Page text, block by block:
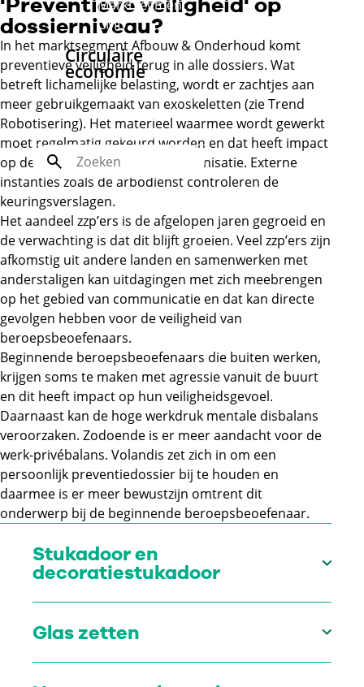
Marktsegment
CMD
Circulaire
economie
Inspiratierapport
Circulaire
economie
Zoek
dossierniveau?
In het marktsegment Afbouw & Onderhoud komt
preventieve veiligheid terug in alle dossiers. Wat
betreft lichamelijke belasting, wordt er zachtjes aan
meer gebruikgemaakt van exoskeletten (zie Trend
Robotisering). Het materieel waarmee wordt gewerkt
moet regelmatig gekeurd worden en dat heeft impact
op de administratie van een organisatie. Externe
instanties zoals de arbodienst controleren de
keuringsverslagen.
Het aandeel zzp’ers is de afgelopen jaren gegroeid en
de verwachting is dat dit blijft groeien. Veel zzp’ers zijn
afkomstig uit andere landen en samenwerken met
anderstaligen kan uitdagingen met zich meebrengen
op het gebied van communicatie en dat kan directe
gevolgen hebben voor de veiligheid van
beroepsbeoefenaars.
Beginnende beroepsbeoefenaars die buiten werken,
krijgen soms te maken met agressie vanuit de buurt
en dit heeft impact op hun veiligheidsgevoel.
Daarnaast kan de hoge werkdruk mentale disbalans
veroorzaken. Zodoende is er meer aandacht voor de
werk-privébalans. Volandis zet zich in om een
persoonlijk preventiedossier bij te houden en
daarmee is er meer bewustzijn omtrent dit
onderwerp bij de beginnende beroepsbeoefenaar.
Stukadoor en
decoratiestukadoor
Glas zetten